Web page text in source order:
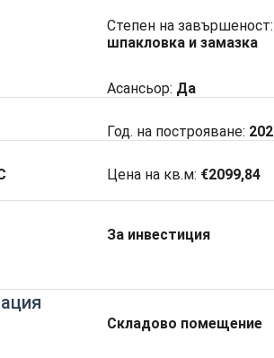
Степен на завършеност:
шпакловка и замазка
Асансьор: Да
Год. на построяване:
Цена на кв.м: €2099,84
За инвестиция
Складово помещение